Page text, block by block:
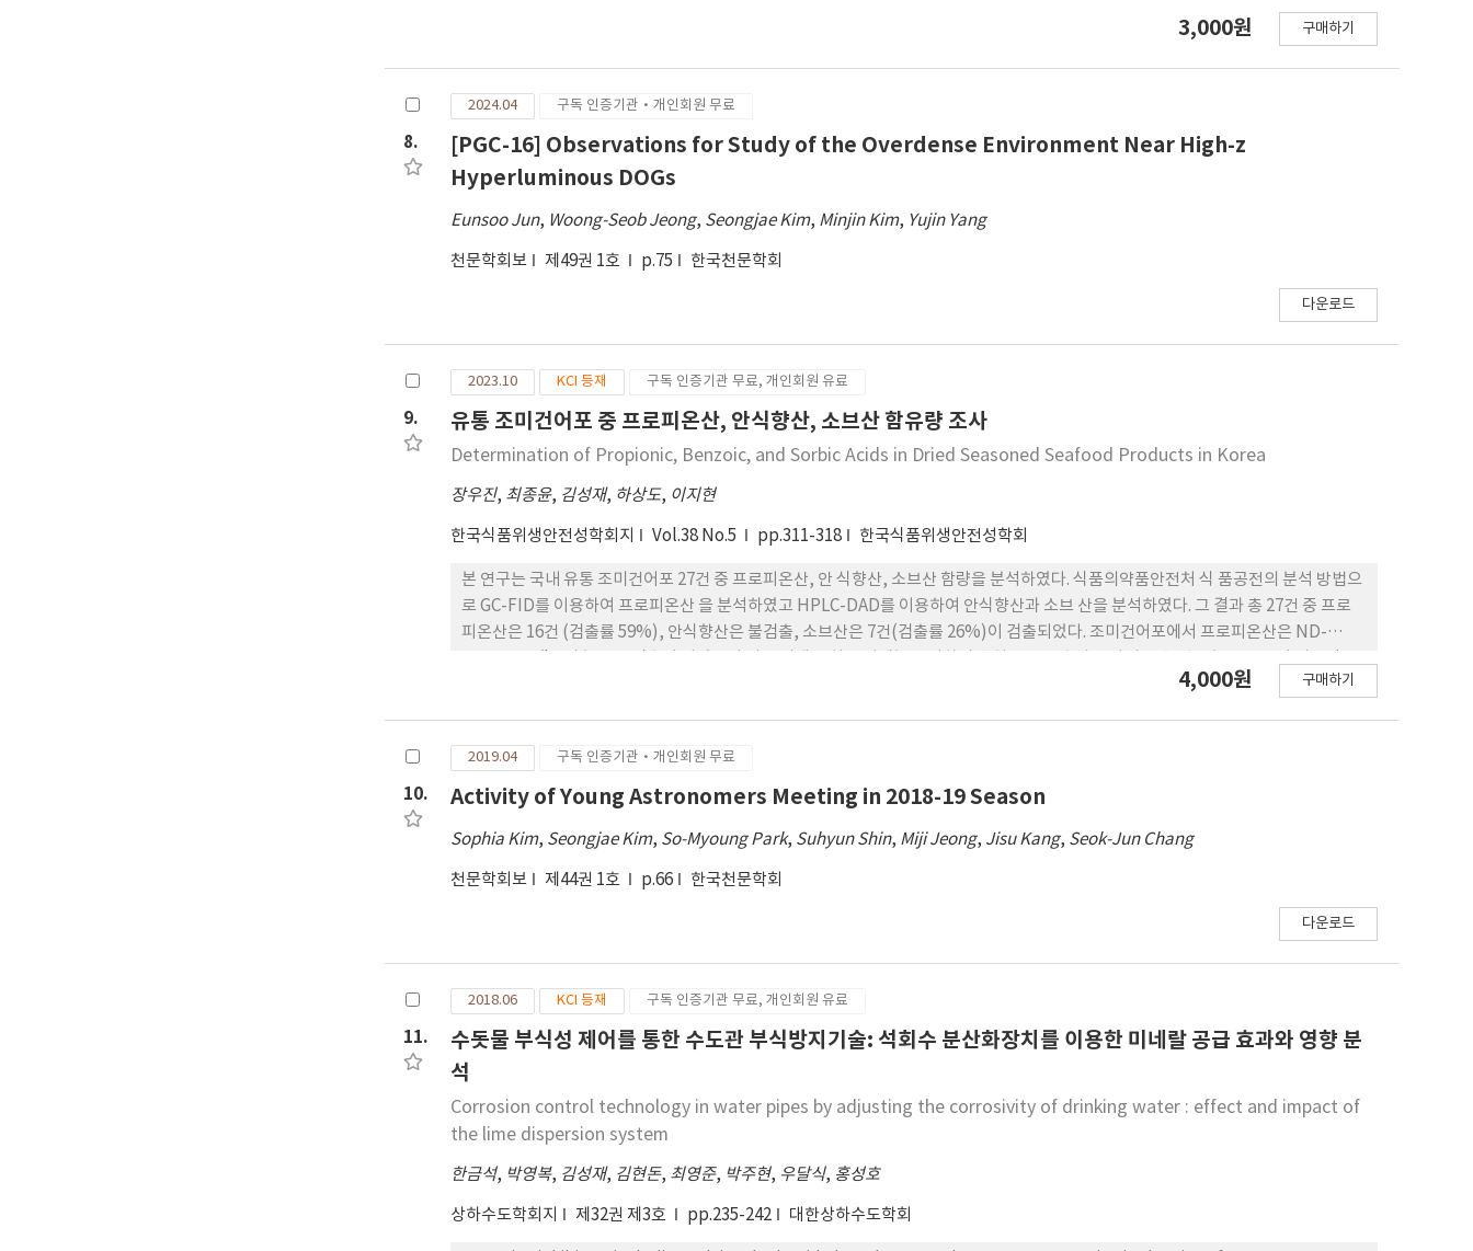
3,000원 구매하기
8.
2024.04 구독 인증기관·개인회원 무료
[PGC-16] Observations for Study of the Overdense Environment Near High-z
Hyperluminous DOGs
Eunsoo Jun, Woong-Seob Jeong, Seongjae Kim, Minjin Kim, Yujin Yang
천문학회보 제49권 1호 p.75 한국천문학회
다운로드
9.
2023.10 KCI 등재 구독 인증기관 무료, 개인회원 유료
유통 조미건어포 중 프로피온산, 안식향산, 소브산 함유량 조사
Determination of Propionic, Benzoic, and Sorbic Acids in Dried Seasoned Seafood Products in Korea
장우진, 최종윤, 김성재, 하상도, 이지현
한국식품위생안전성학회지 Vol.38 No.5 pp.311-318 한국식품위생안전성학회
본 연구는 국내 유통 조미건어포 27건 중 프로피온산, 안 식향산, 소브산 함량을 분석하였다. 식품의약품안전처 식 품공전의 분석 방법으
로 GC-FID를 이용하여 프로피온산 을 분석하였고 HPLC-DAD를 이용하여 안식향산과 소브 산을 분석하였다. 그 결과 총 27건 중 프로
피온산은 16건 (검출률 59%), 안식향산은 불검출, 소브산은 7건(검출률 26%)이 검출되었다. 조미건어포에서 프로피온산은 ND-
로 첨가되지는 않았을 것으로 사료 된다. 또한, 소브산의 경우 소르빈산 칼륨이 표기된 시료 에서만 검출되었으며 표기된 시료 8건 중 7건
4,000원 구매하기
10.
2019.04 구독 인증기관·개인회원 무료
Activity of Young Astronomers Meeting in 2018-19 Season
Sophia Kim, Seongjae Kim, So-Myoung Park, Suhyun Shin, Miji Jeong, Jisu Kang, Seok-Jun Chang
천문학회보 제44권 1호 p.66 한국천문학회
다운로드
11.
2018.06 KCI 등재 구독 인증기관 무료, 개인회원 유료
수돗물 부식성 제어를 통한 수도관 부식방지기술: 석회수 분산화장치를 이용한 미네랄 공급 효과와 영향 분
석
Corrosion control technology in water pipes by adjusting the corrosivity of drinking water : effect and impact of
the lime dispersion system
한금석, 박영복, 김성재, 김현돈, 최영준, 박주현, 우달식, 홍성호
상하수도학회지 제32권 제3호 pp.235-242 대한상하수도학회